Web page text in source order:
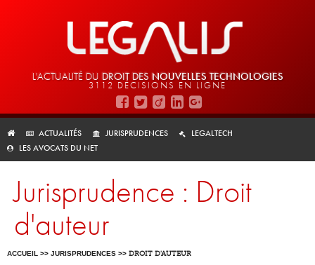
L'ACTUALITÉ DU DROIT DES NOUVELLES TECHNOLOGIES
3112 DÉCISIONS EN LIGNE
ACTUALITÉS JURISPRUDENCES
LEGALTECH
LES AVOCATS DU NET
Jurisprudence : Droit
d'auteur
ACCUEIL >> JURISPRUDENCES >> DROIT D'AUTEUR